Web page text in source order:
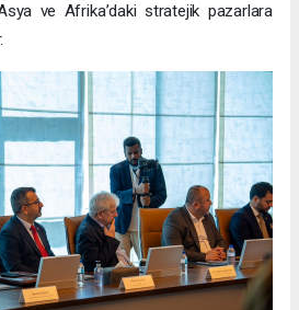
ve Afrika’daki stratejik pazarlara